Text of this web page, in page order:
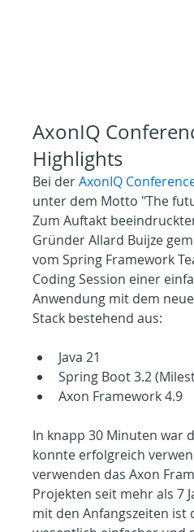
AxonIQ
Highlights
Bei der AxonIQ
unter dem Motto "The
Zum Auftakt
Gründer Allard Buijze
vom Spring Framework
Coding Session einer
Anwendung mit dem
Stack bestehend aus:
Java 21
Spring Boot 3.2
Axon Framework 4.9
In knapp 30 Minuten war
konnte erfolgreich
verwenden das Axon
Projekten seit mehr als 7
mit den Anfangszeiten